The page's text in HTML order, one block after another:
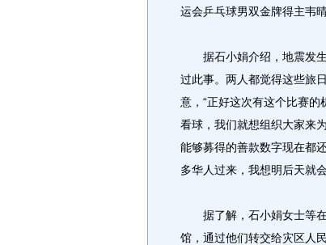
运会乒乓球男双金牌得主韦
据石小娟介绍，地震发生
过此事。两人都觉得这些旅
意，“正好这次有这个比赛
看球，我们就想组织大家来
能够募得的善款数字现在都
多华人过来，我想明后天就
据了解，石小娟女士等在
馆，通过他们转交给灾区人